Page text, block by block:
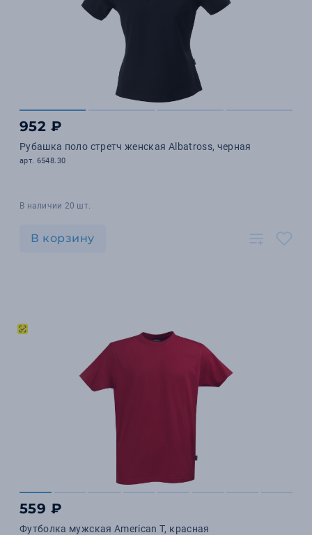
952 ₽
Рубашка поло стретч женская Albatross, черная
арт. 6548.30
В наличии 20 шт.
В корзину
559 ₽
Футболка мужская American T, красная